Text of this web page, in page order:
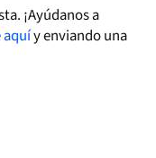
¡Ayúdanos a
y enviando una